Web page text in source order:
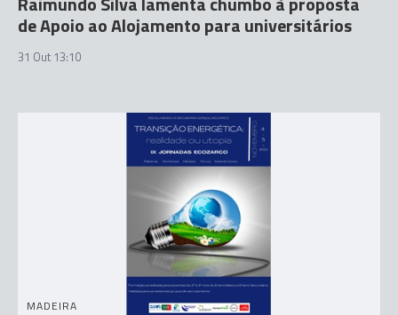
de Apoio ao Alojamento para universitários
31 Out 13:10
MADEIRA